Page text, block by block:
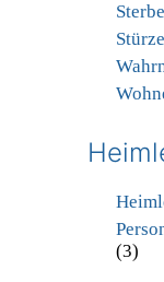
Stürze
(3)